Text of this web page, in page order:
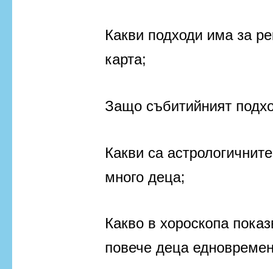
Какви подходи има за
карта;
Защо събитийният
Какви са
много деца;
Какво в хороскопа
повече деца